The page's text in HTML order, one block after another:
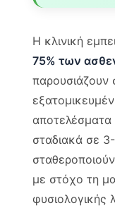
Η κλινική
75% των
παρουσιάζουν
αποτελέσματα
σταδιακά σε
με στόχο τη
φυσιολογικής